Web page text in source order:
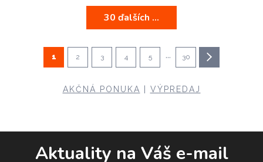
30 ďalších ...
1 2 3 4 5 ... 30
AKČNÁ PONUKA VÝPREDAJ
Aktuality na Váš e-mail